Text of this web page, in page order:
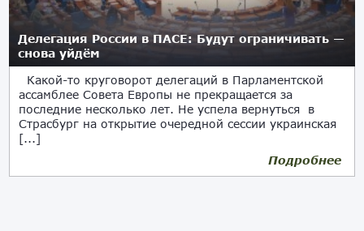
Делегация России в ПАСЕ: Будут ограничивать —
снова уйдём
Какой-то круговорот делегаций в Парламентской
ассамблее Совета Европы не прекращается за
последние несколько лет. Не успела вернуться в
Страсбург на открытие очередной сессии украинская
[...]
Подробнее